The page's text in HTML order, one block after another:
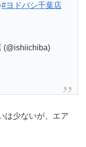
#ヨドバシ千葉店
(@ishiichiba)
は少ないが、エア